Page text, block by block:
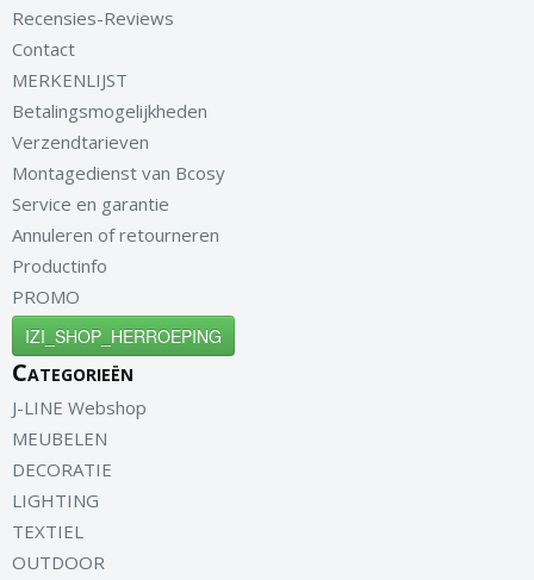
Recensies-Reviews
Contact
MERKENLIJST
Betalingsmogelijkheden
Verzendtarieven
Montagedienst van Bcosy
Service en garantie
Annuleren of retourneren
Productinfo
PROMO
IZI_SHOP_HERROEPING
Categorieën
J-LINE Webshop
MEUBELEN
DECORATIE
LIGHTING
TEXTIEL
OUTDOOR